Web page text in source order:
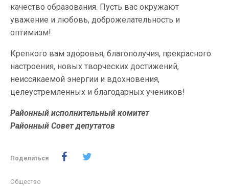
качество образования. Пусть вас окружают
уважение и любовь, доброжелательность и
оптимизм!
Крепкого вам здоровья, благополучия, прекрасного
настроения, новых творческих достижений,
неиссякаемой энергии и вдохновения,
целеустремленных и благодарных учеников!
Районный исполнительный комитет
Районный Совет депутатов
Поделиться
Общество